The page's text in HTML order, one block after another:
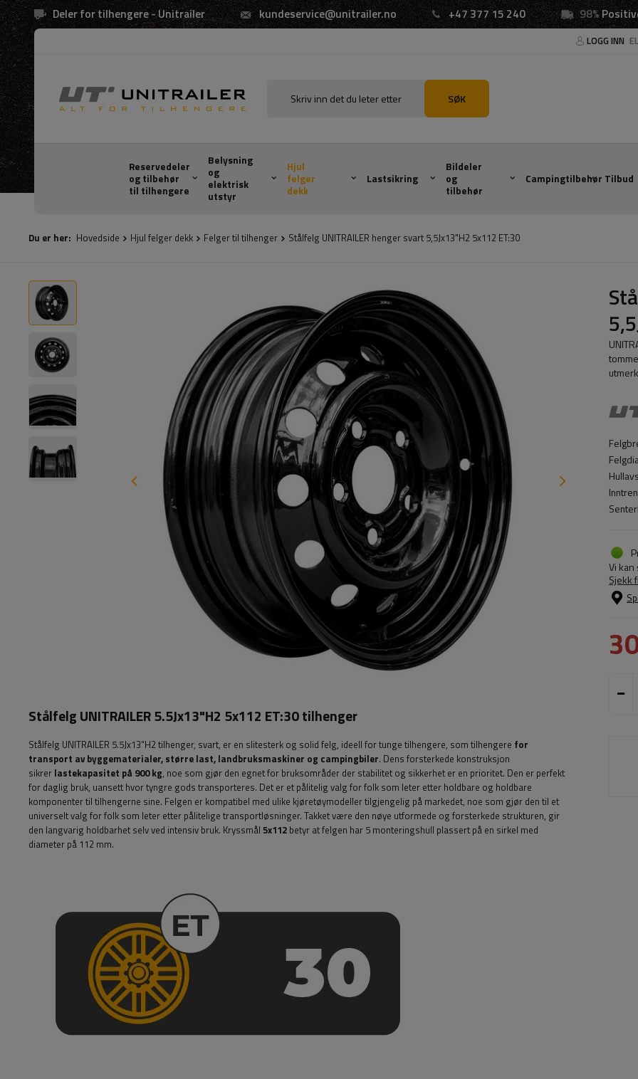
Deler for tilhengere - Unitrailer kundeservice@unitrailer.no +47 377 15 240 98%
LOGG INN
SØK
Reservedeler
og tilbehør
til tilhengere
Belysning
og
elektrisk
utstyr
Hjul
felger
dekk
Lastsikring
Bildeler
og
tilbehør
Campingtilbehør Tilbud
Du er her: Hovedside Hjul felger dekk Felger til tilhenger Stålfelg UNITRAILER henger svart 5,5Jx13"H2 5x112 ET:30
Vi
Sjekk
Stålfelg UNITRAILER 5.5Jx13"H2 5x112 ET:30 tilhenger
Stålfelg UNITRAILER 5.5Jx13"H2 tilhenger, svart, er en slitesterk og solid felg, ideell for tunge tilhengere, som tilhengere for
transport av byggematerialer, større last, landbruksmaskiner og campingbiler. Dens forsterkede konstruksjon
sikrer lastekapasitet på 900 kg, noe som gjør den egnet for bruksområder der stabilitet og sikkerhet er en prioritet. Den er perfekt
for daglig bruk, uansett hvor tyngre gods transporteres. Det er et pålitelig valg for folk som leter etter holdbare og holdbare
komponenter til tilhengerne sine. Felgen er kompatibel med ulike kjøretøymodeller tilgjengelig på markedet, noe som gjør den til et
universelt valg for folk som leter etter pålitelige transportløsninger. Takket være den nøye utformede og forsterkede strukturen, gir
den langvarig holdbarhet selv ved intensiv bruk. Kryssmål 5x112 betyr at felgen har 5 monteringshull plassert på en sirkel med
diameter på 112 mm.